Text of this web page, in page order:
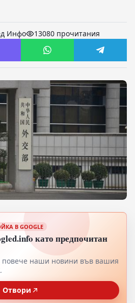
Инфо 13080 прочитания
В GOOGLE
като предпочитан
повече наши новини във вашия
Отвори